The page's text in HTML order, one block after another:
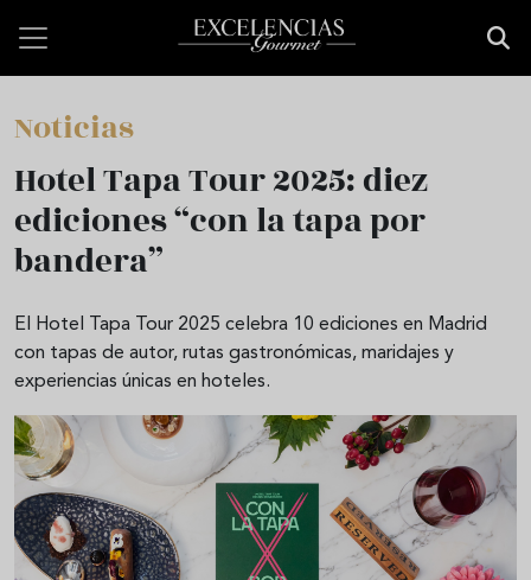
Noticias
Hotel Tapa Tour 2025: diez
ediciones “con la tapa por
bandera”
El Hotel Tapa Tour 2025 celebra 10 ediciones en Madrid
con tapas de autor, rutas gastronómicas, maridajes y
experiencias únicas en hoteles.